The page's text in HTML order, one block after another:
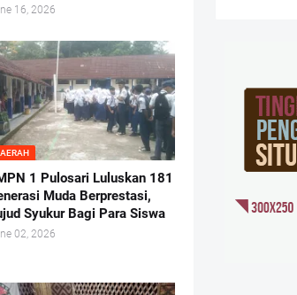
16, 2026
1 Pulosari Luluskan 181
Muda Berprestasi,
Syukur Bagi Para Siswa
02, 2026